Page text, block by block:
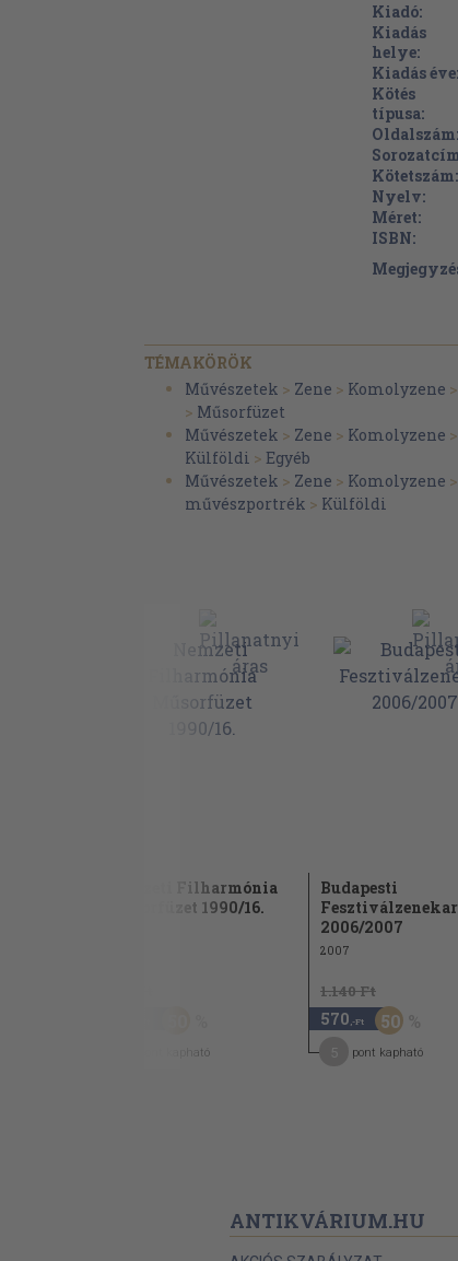
Kiadó:
Kiadás
helye:
Kiadás éve:
Kötés
típusa:
Oldalszám:
Kötetszám:
Nyelv:
Méret:
ISBN:
TÉMAKÖRÖK
Művészetek > Zene > Komolyzene >
> Műsorfüzet
Művészetek > Zene > Komolyzene >
Külföldi > Egyéb
Művészetek > Zene > Komolyzene >
művészportrék > Külföldi
Nemzeti Filharmónia
Műsorfüzet 1990/16.
pont kapható
Budapesti
Fesztiválzenekar
2006/2007
2007
1.140 Ft
570 ,-Ft 50
pont kapható
ANTIKVÁRIUM.HU